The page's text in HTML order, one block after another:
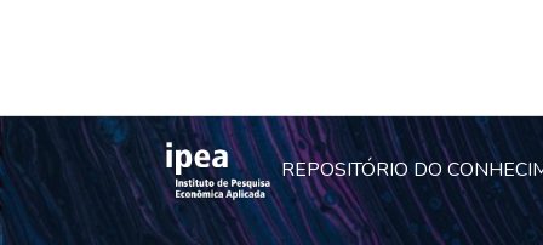
REPOSITÓRIO DO